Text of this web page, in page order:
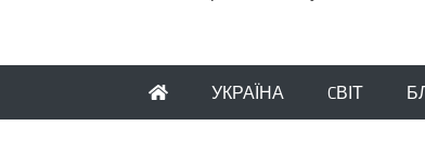
УКРАЇНА CВІТ